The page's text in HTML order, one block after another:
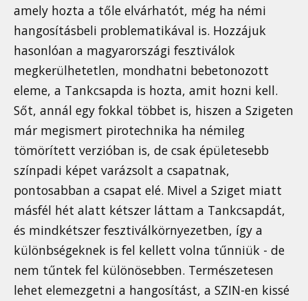
amely hozta a tőle elvárhatót, még ha némi
hangosításbeli problematikával is. Hozzájuk
hasonlóan a magyarországi fesztiválok
megkerülhetetlen, mondhatni bebetonozott
eleme, a Tankcsapda is hozta, amit hozni kell.
Sőt, annál egy fokkal többet is, hiszen a Szigeten
már megismert pirotechnika ha némileg
tömörített verzióban is, de csak épületesebb
színpadi képet varázsolt a csapatnak,
pontosabban a csapat elé. Mivel a Sziget miatt
másfél hét alatt kétszer láttam a Tankcsapdát,
és mindkétszer fesztiválkörnyezetben, így a
különbségeknek is fel kellett volna tűnniük - de
nem tűntek fel különösebben. Természetesen
lehet elemezgetni a hangosítást, a SZIN-en kissé